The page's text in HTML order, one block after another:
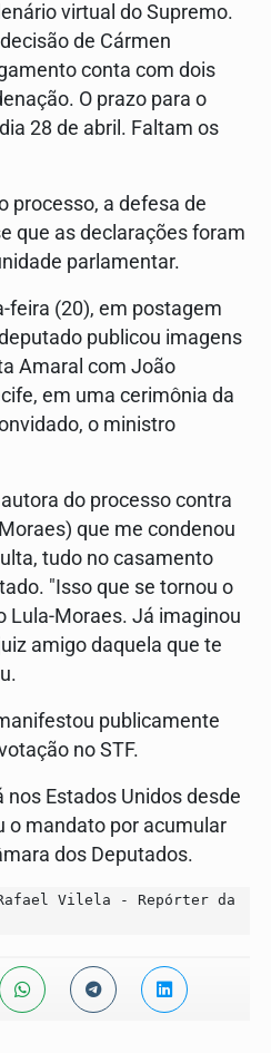
virtual do Supremo.
de Cármen
conta com dois
O prazo para o
28 de abril. Faltam os
processo, a defesa de
que as declarações foram
parlamentar.
feira (20), em postagem
publicou imagens
Amaral com João
em uma cerimônia da
o ministro
do processo contra
que me condenou
tudo no casamento
"Isso que se tornou o
Lula-Moraes. Já imaginou
amigo daquela que te
publicamente
no STF.
nos Estados Unidos desde
o mandato por acumular
dos Deputados.
Vilela - Repórter da